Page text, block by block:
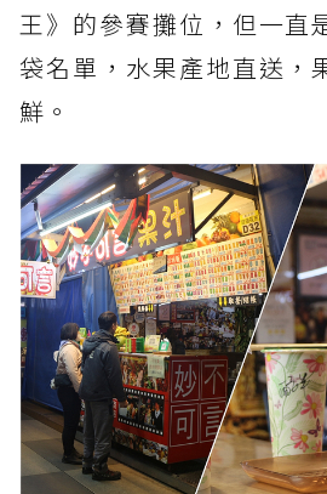
王》的參賽攤位，但一直
袋名單，水果產地直送，
鮮。